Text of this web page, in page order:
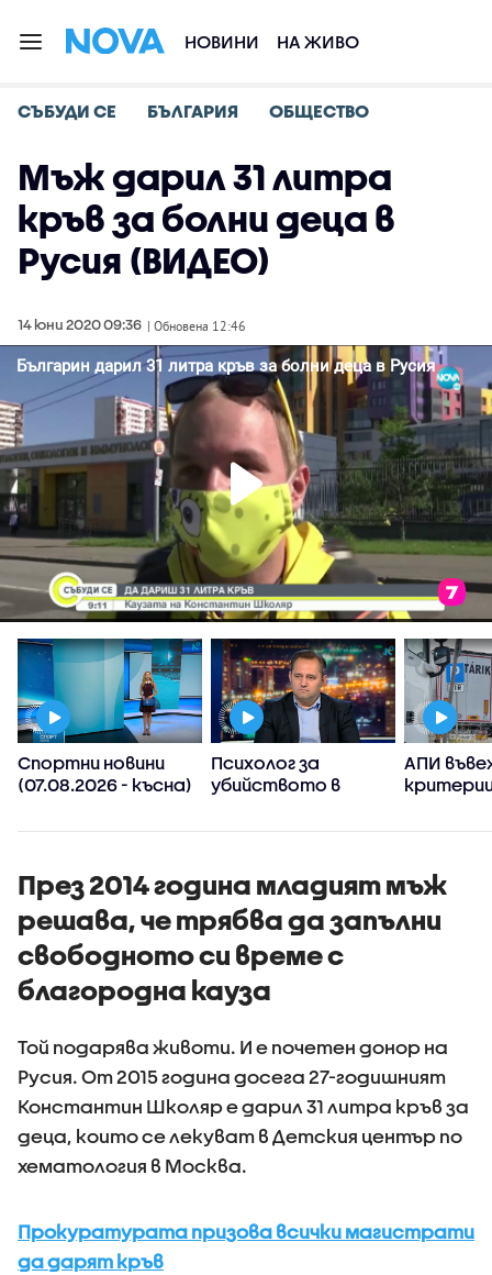
НОВИНИ НА ЖИВО
СЪБУДИ СЕ БЪЛГАРИЯ ОБЩЕСТВО
Мъж дарил 31 литра
кръв за болни деца в
Русия (ВИДЕО)
14 юни 2020 09:36 | Обновена 12:46
Спортни новини
(07.08.2026 - късна)
Психолог за
убийството в
Възрастните
агресивно
поведение
АПИ
През 2014 година младият мъж
решава, че трябва да запълни
свободното си време с
благородна кауза
Той подарява животи. И е почетен донор на
Русия. От 2015 година досега 27-годишният
Константин Школяр е дарил 31 литра кръв за
деца, които се лекуват в Детския център по
хематология в Москва.
Прокуратурата призова всички магистрати
да дарят кръв